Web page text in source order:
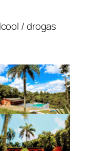
/ drogas